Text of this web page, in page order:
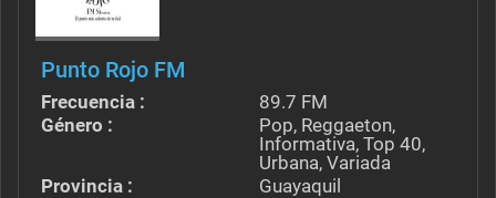
Punto Rojo FM
Frecuencia :
89.7 FM
Género :
Pop, Reggaeton,
Informativa, Top 40,
Urbana, Variada
Provincia :
Guayaquil